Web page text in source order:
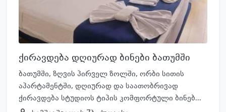
ქირავდება დღიურად ბინები ბათუმში
ბათუმში, ზღვის პირველ ზოლში, ორბი სითის
აპარტამენტში, დღიურად და საათობრივად
ქირავდება სტუდიოს ტიპის კომფორტული ბინებ...